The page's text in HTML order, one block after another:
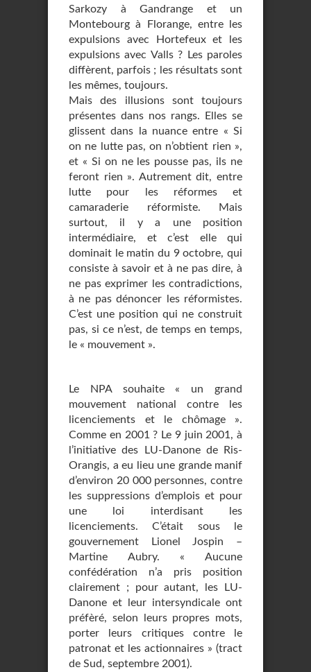
Sarkozy à Gandrange et un
Montebourg à Florange, entre les
expulsions avec Hortefeux et les
expulsions avec Valls ? Les paroles
diffèrent, parfois ; les résultats sont
les mêmes, toujours.
Mais des illusions sont toujours
présentes dans nos rangs. Elles se
glissent dans la nuance entre « Si
on ne lutte pas, on n’obtient rien »,
et « Si on ne les pousse pas, ils ne
feront rien ». Autrement dit, entre
lutte pour les réformes et
camaraderie réformiste. Mais
surtout, il y a une position
intermédiaire, et c’est elle qui
dominait le matin du 9 octobre, qui
consiste à savoir et à ne pas dire, à
ne pas exprimer les contradictions,
à ne pas dénoncer les réformistes.
C’est une position qui ne construit
pas, si ce n’est, de temps en temps,
le « mouvement ».
Le NPA souhaite « un grand
mouvement national contre les
licenciements et le chômage ».
Comme en 2001 ? Le 9 juin 2001, à
l’initiative des LU-Danone de Ris-
Orangis, a eu lieu une grande manif
d’environ 20 000 personnes, contre
les suppressions d’emplois et pour
une loi interdisant les
licenciements. C’était sous le
gouvernement Lionel Jospin –
Martine Aubry. « Aucune
confédération n’a pris position
clairement ; pour autant, les LU-
Danone et leur intersyndicale ont
préfèré, selon leurs propres mots,
porter leurs critiques contre le
patronat et les actionnaires » (tract
de Sud, septembre 2001).